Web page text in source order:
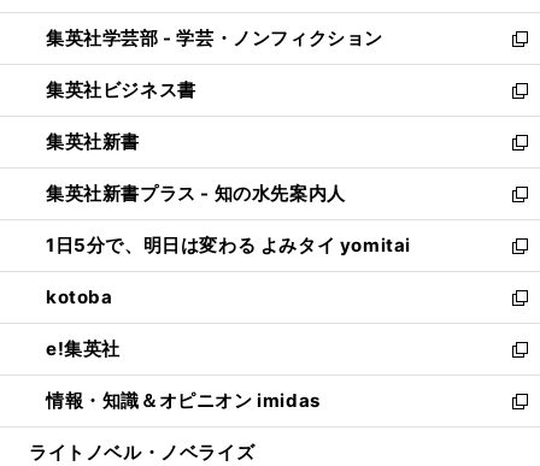
開
く
ウ
で
開
く
ン
ド
ウ
で
開
く
ウ
ィ
ン
ド
ウ
で
開
く
集英社学芸部 - 学芸・ノンフィクション
新
し
い
ウ
ィ
ン
ド
ウ
で
開
く
集英社ビジネス書
新
し
い
ウ
ィ
ン
ド
ウ
で
開
く
集英社新書
新
し
い
ウ
ィ
ン
ド
ウ
で
開
く
集英社新書プラス - 知の水先案内人
新
し
い
ウ
ィ
ン
ド
ウ
で
開
1日5分で、明日は変わる よみタイ yomitai
新
し
い
ウ
ィ
ン
ド
ウ
kotoba
新
し
い
ウ
ィ
ン
e!集英社
新
し
い
ウ
情報・知識＆オピニオン imidas
新
し
ライトノベル・ノベライズ